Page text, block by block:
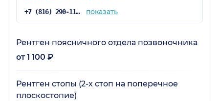
+7 (816) 290-11-22 показать
Рентген поясничного отдела позвоночника
от 1 100 ₽
Рентген стопы (2-х стоп на поперечное
плоскостопие)